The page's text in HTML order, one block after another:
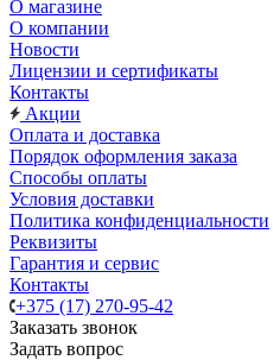
О магазине
О компании
Новости
Лицензии и сертификаты
Контакты
Акции
Оплата и доставка
Порядок оформления заказа
Способы оплаты
Условия доставки
Политика конфиденциальности
Реквизиты
Гарантия и сервис
Контакты
+375 (17) 270-95-42
Заказать звонок
Задать вопрос